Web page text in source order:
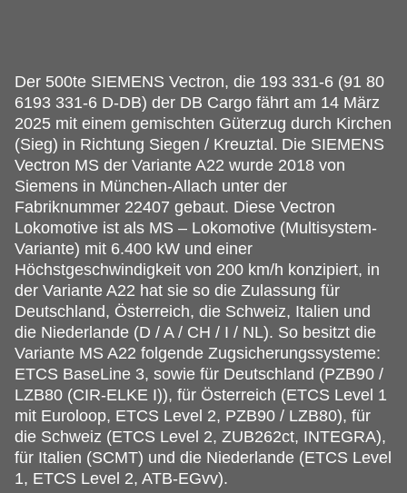
Der 500te SIEMENS Vectron, die 193 331-6 (91 80
6193 331-6 D-DB) der DB Cargo fährt am 14 März
2025 mit einem gemischten Güterzug durch Kirchen
(Sieg) in Richtung Siegen / Kreuztal. Die SIEMENS
Vectron MS der Variante A22 wurde 2018 von
Siemens in München-Allach unter der
Fabriknummer 22407 gebaut. Diese Vectron
Lokomotive ist als MS – Lokomotive (Multisystem-
Variante) mit 6.400 kW und einer
Höchstgeschwindigkeit von 200 km/h konzipiert, in
der Variante A22 hat sie so die Zulassung für
Deutschland, Österreich, die Schweiz, Italien und
die Niederlande (D / A / CH / I / NL). So besitzt die
Variante MS A22 folgende Zugsicherungssysteme:
ETCS BaseLine 3, sowie für Deutschland (PZB90 /
LZB80 (CIR-ELKE I)), für Österreich (ETCS Level 1
mit Euroloop, ETCS Level 2, PZB90 / LZB80), für
die Schweiz (ETCS Level 2, ZUB262ct, INTEGRA),
für Italien (SCMT) und die Niederlande (ETCS Level
1, ETCS Level 2, ATB-EGvv).